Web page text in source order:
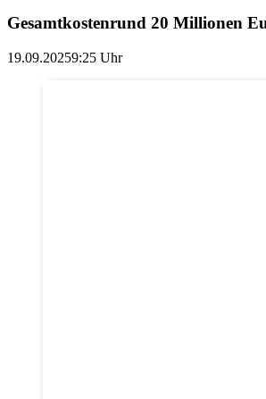
Gesamtkostenrund 20 Millionen
19.09.20259:25 Uhr